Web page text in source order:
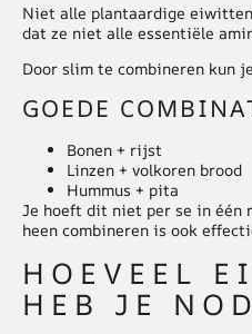
Niet alle plantaardige
dat ze niet alle essentiële
Door slim te combineren kun
GOEDE
Bonen + rijst
Linzen + volkoren brood
Hummus + pita
Je hoeft dit niet per se in één
heen combineren is ook
HOEVEEL
HEB JE